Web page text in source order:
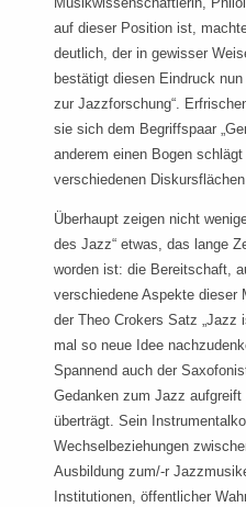
auf dieser Position ist,
deutlich, der in gewisser
bestätigt diesen Eindruck
zur Jazzforschung“.
sie sich dem Begriffspaar
anderem einen Bogen
verschiedenen
Überhaupt zeigen nicht
des Jazz“ etwas, das lange
worden ist: die Bereitschaft,
verschiedene Aspekte dieser
der Theo Crokers Satz „Jazz
mal so neue Idee
Spannend auch der
Gedanken zum Jazz
überträgt. Sein
Wechselbeziehungen
Ausbildung zum/-r
Institutionen, öffentlicher